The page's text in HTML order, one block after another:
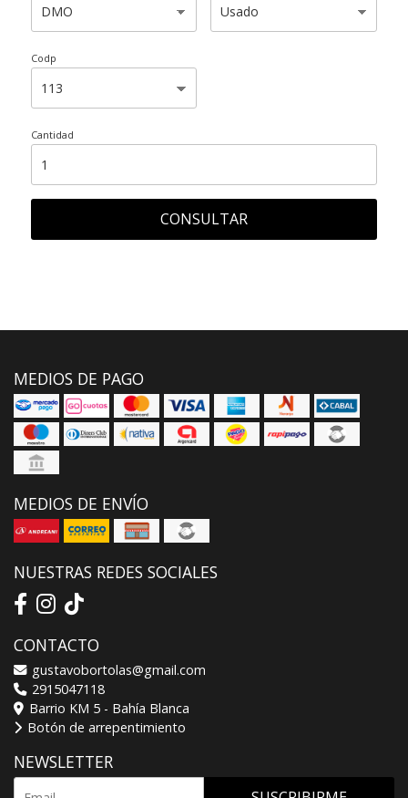
Codp
Cantidad
CONSULTAR
MEDIOS DE PAGO
MEDIOS DE ENVÍO
NUESTRAS REDES SOCIALES
CONTACTO
gustavobortolas@gmail.com
2915047118
Barrio KM 5 - Bahía Blanca
Botón de arrepentimiento
NEWSLETTER